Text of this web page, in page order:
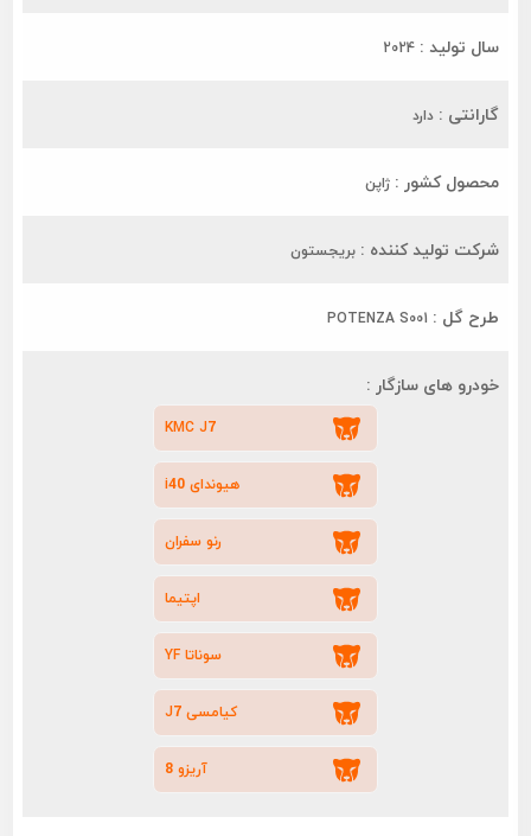
سال تولید : 2024
گارانتی : دارد
محصول کشور : ژاپن
شرکت تولید کننده : بریجستون
طرح گل : POTENZA S001
خودرو های سازگار :
KMC J7
هیوندای i40
رنو سفران
اپتیما
سوناتا YF
کیامسی J7
آریزو 8